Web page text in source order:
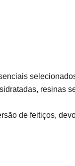
resinas
de feitiços,